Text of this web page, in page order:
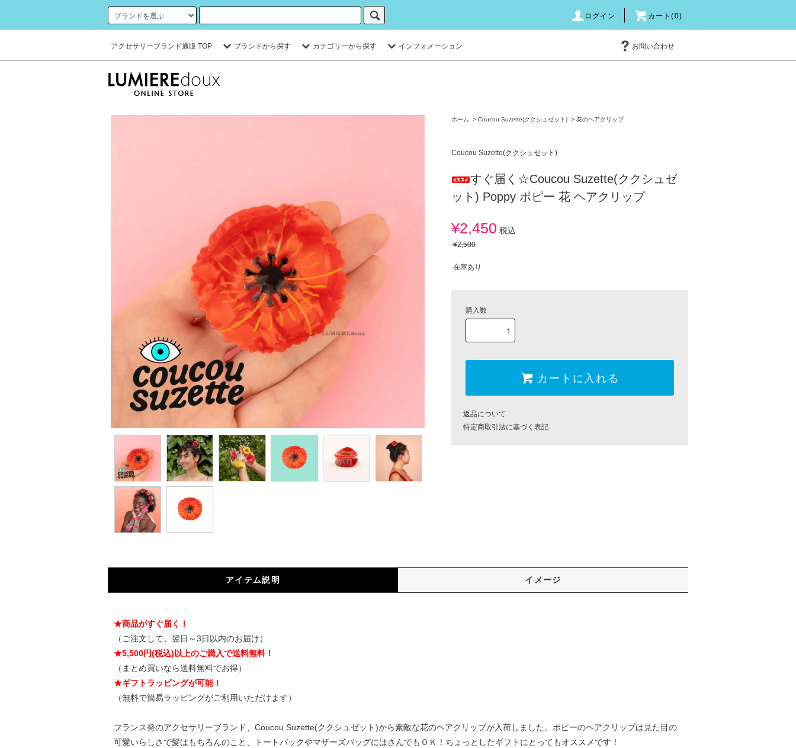
ログイン カート(0)
アクセサリーブランド通販 TOP ブランドから探す カテゴリーから探す インフォメーション お問い合わせ
ホーム > Coucou Suzette(ククシュゼット) > 花のヘアクリップ
Coucou Suzette(ククシュゼット)
すぐ届く☆Coucou Suzette(ククシュゼ
ット) Poppy ポピー 花 ヘアクリップ
¥2,450 税込
¥2,500
在庫あり
購入数
カートに入れる
返品について
特定商取引法に基づく表記
アイテム説明 イメージ
★商品がすぐ届く！
（ご注文して、翌日～3日以内のお届け）
★5,500円(税込)以上のご購入で送料無料！
（まとめ買いなら送料無料でお得）
★ギフトラッピングが可能！
（無料で簡易ラッピングがご利用いただけます）
フランス発のアクセサリーブランド、Coucou Suzette(ククシュゼット)から素敵な花のヘアクリップが入荷しました。ポピーのヘアクリップは見た目の
可愛いらしさで髪はもちろんのこと、トートバックやマザーズバッグにはさんでもＯＫ！ちょっとしたギフトにとってもオススメです！